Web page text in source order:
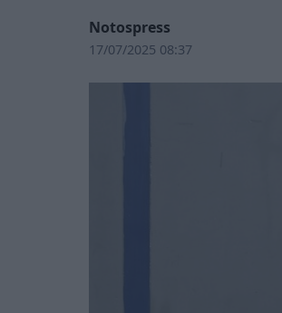
Notospress
17/07/2025 08:37